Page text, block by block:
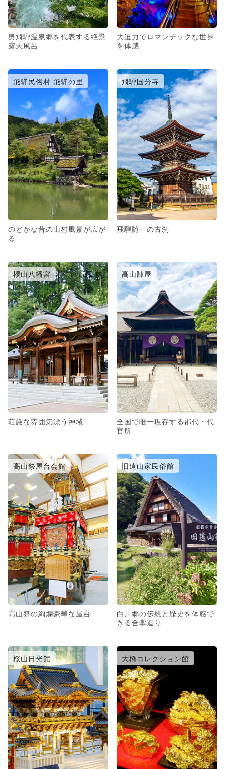
奥飛騨温泉郷を代表する絶景
露天風呂
大迫力でロマンチックな世界
を体感
飛騨民俗村 飛騨の里
のどかな昔の山村風景が広が
る
飛騨国分寺
飛騨随一の古刹
櫻山八幡宮
荘厳な雰囲気漂う神域
高山陣屋
全国で唯一現存する郡代・代
官所
高山祭屋台会館
高山祭の絢爛豪華な屋台
旧遠山家民俗館
白川郷の伝統と歴史を体感で
きる合掌造り
桜山日光館 大橋コレクション館